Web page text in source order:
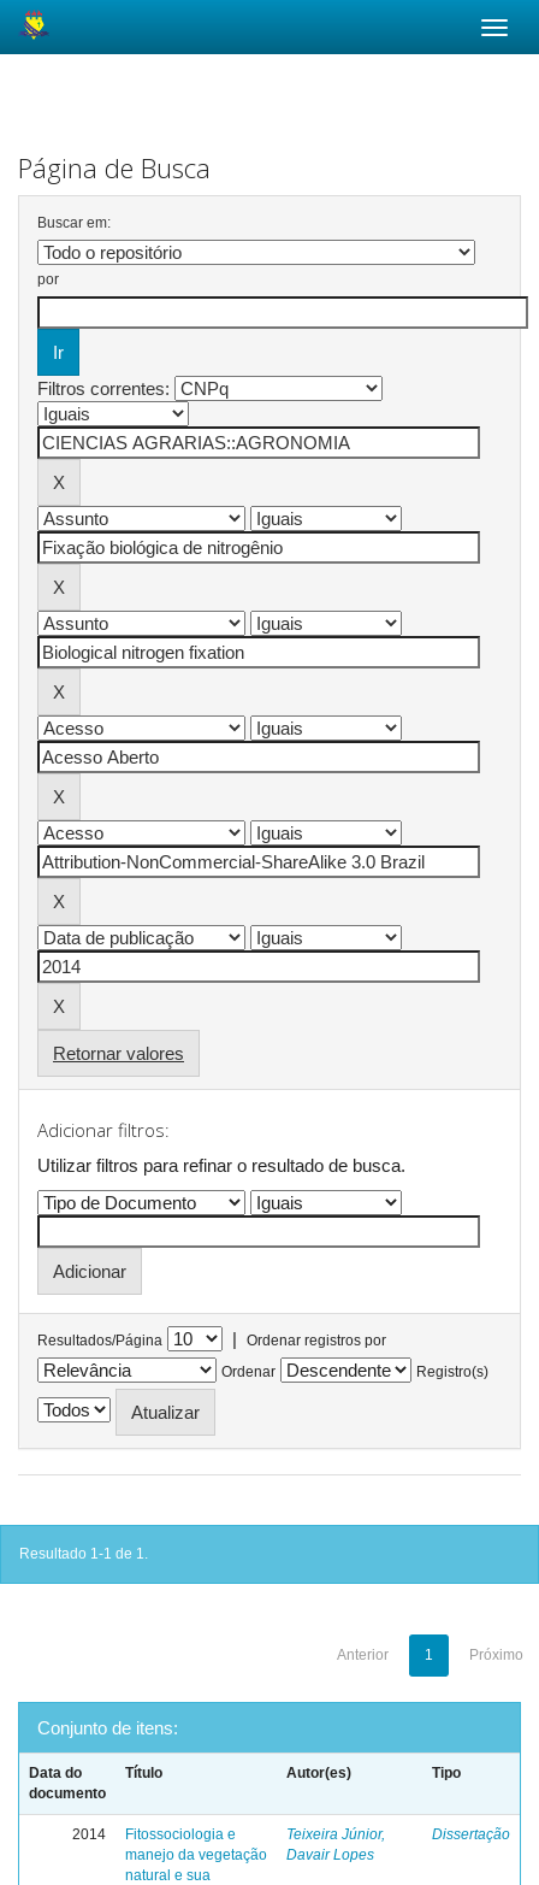
Página de Busca
Buscar em:
por
Filtros correntes:
Retornar valores
Adicionar filtros:
Utilizar filtros para refinar o resultado de busca.
Resultados/Página |
Ordenar registros por
Ordenar
Registro(s)
Resultado 1-1 de 1.
Anterior 1 Próximo
Conjunto de itens:
Data do
documento
Título Autor(es) Tipo
2014
Fitossociologia e
manejo da vegetação
natural e sua
Teixeira Júnior,
Davair Lopes
Dissertação